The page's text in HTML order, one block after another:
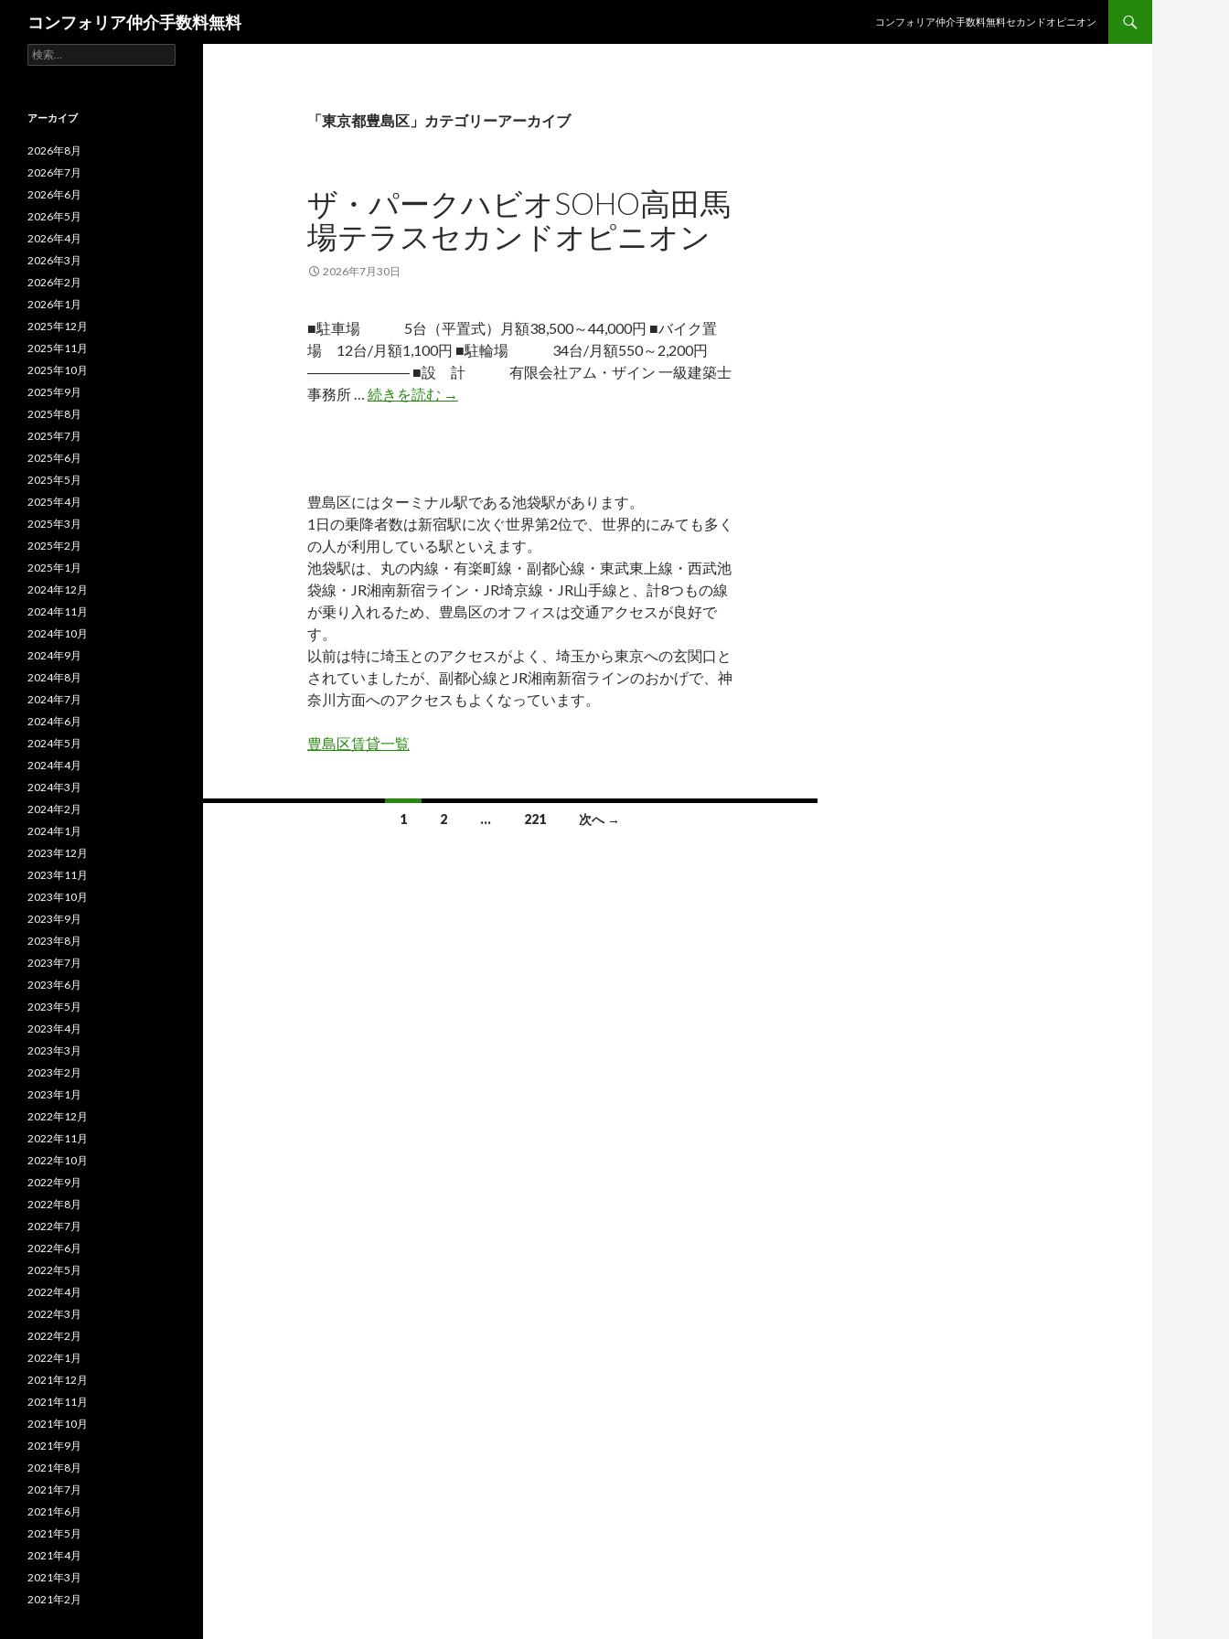
コンフォリア仲介手数料無料
コンフォリア仲介手数料無料セカンドオピニオン
「東京都豊島区」カテゴリーアーカイブ
ザ・パークハビオSOHO高田馬
場テラスセカンドオピニオン
2026年7月30日
■駐車場 5台（平置式）月額38,500～44,000円 ■バイク置
場 12台/月額1,100円 ■駐輪場 34台/月額550～2,200円
――――――― ■設 計 有限会社アム・ザイン 一級建築士
事務所 … 続きを読む ザ・パークハビオSOHO高田馬場テラスセカンドオピニオン
→
豊島区にはターミナル駅である池袋駅があります。
1日の乗降者数は新宿駅に次ぐ世界第2位で、世界的にみても多く
の人が利用している駅といえます。
池袋駅は、丸の内線・有楽町線・副都心線・東武東上線・西武池
袋線・JR湘南新宿ライン・JR埼京線・JR山手線と、計8つもの線
が乗り入れるため、豊島区のオフィスは交通アクセスが良好で
す。
以前は特に埼玉とのアクセスがよく、埼玉から東京への玄関口と
されていましたが、副都心線とJR湘南新宿ラインのおかげで、神
奈川方面へのアクセスもよくなっています。
豊島区賃貸一覧
1 2 … 221 次へ →
検
索:
アーカイブ
2026年8月
2026年7月
2026年6月
2026年5月
2026年4月
2026年3月
2026年2月
2026年1月
2025年12月
2025年11月
2025年10月
2025年9月
2025年8月
2025年7月
2025年6月
2025年5月
2025年4月
2025年3月
2025年2月
2025年1月
2024年12月
2024年11月
2024年10月
2024年9月
2024年8月
2024年7月
2024年6月
2024年5月
2024年4月
2024年3月
2024年2月
2024年1月
2023年12月
2023年11月
2023年10月
2023年9月
2023年8月
2023年7月
2023年6月
2023年5月
2023年4月
2023年3月
2023年2月
2023年1月
2022年12月
2022年11月
2022年10月
2022年9月
2022年8月
2022年7月
2022年6月
2022年5月
2022年4月
2022年3月
2022年2月
2022年1月
2021年12月
2021年11月
2021年10月
2021年9月
2021年8月
2021年7月
2021年6月
2021年5月
2021年4月
2021年3月
2021年2月